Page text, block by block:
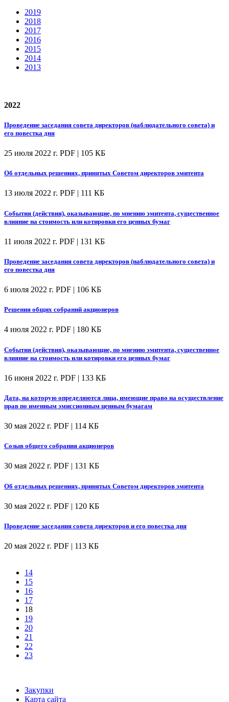
2019
2018
2017
2016
2015
2014
2013
2022
Проведение заседания совета директоров (наблюдательного совета) и
его повестка дня
25 июля 2022 г. PDF | 105 КБ
Об отдельных решениях, принятых Советом директоров эмитента
13 июля 2022 г. PDF | 111 КБ
События (действия), оказывающие, по мнению эмитента, существенное
влияние на стоимость или котировки его ценных бумаг
11 июля 2022 г. PDF | 131 КБ
Проведение заседания совета директоров (наблюдательного совета) и
его повестка дня
6 июля 2022 г. PDF | 106 КБ
Решения общих собраний акционеров
4 июля 2022 г. PDF | 180 КБ
События (действия), оказывающие, по мнению эмитента, существенное
влияние на стоимость или котировки его ценных бумаг
16 июня 2022 г. PDF | 133 КБ
Дата, на которую определяются лица, имеющие право на осуществление
прав по именным эмиссионным ценным бумагам
30 мая 2022 г. PDF | 114 КБ
Созыв общего собрания акционеров
30 мая 2022 г. PDF | 131 КБ
Об отдельных решениях, принятых Советом директоров эмитента
30 мая 2022 г. PDF | 120 КБ
Проведение заседания совета директоров и его повестка дня
20 мая 2022 г. PDF | 113 КБ
14
15
16
17
18
19
20
21
22
23
Закупки
Карта сайта